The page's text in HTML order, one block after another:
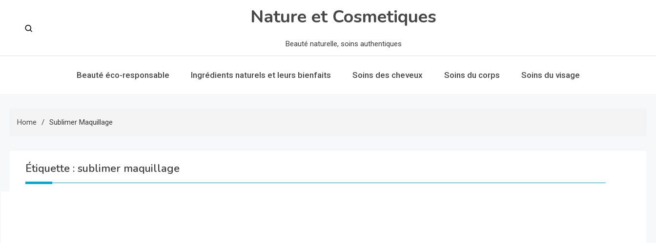
Nature et Cosmetiques
Beauté naturelle, soins authentiques
Beauté éco-responsable Ingrédients naturels et leurs bienfaits Soins des cheveux Soins du corps Soins du visage
Home Sublimer Maquillage
Étiquette : sublimer maquillage